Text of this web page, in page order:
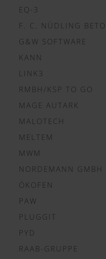
EQ-3
F. C. NÜDLING
G&W SOFTWARE
KANN
LINK3
RMBH/KSP TO GO
MAGE AUTARK
MALOTECH
MELTEM
MWM
NORDEMANN GMBH
ÖKOFEN
PAW
PLUGGIT
PYD
RAAB-GRUPPE